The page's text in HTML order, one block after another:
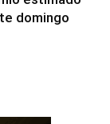
domingo